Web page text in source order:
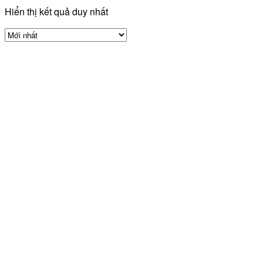
Hiển thị kết quả duy nhất